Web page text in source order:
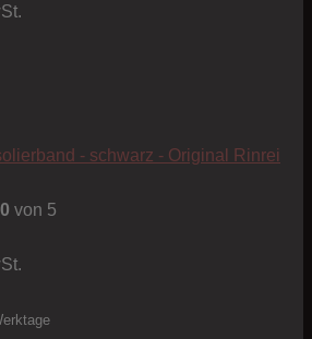
- schwarz - Original Rinrei
von 5